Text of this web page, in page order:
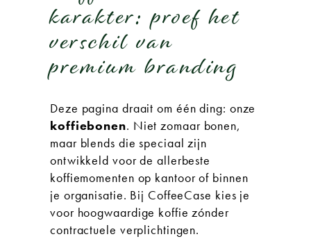
karakter: proef het
verschil van
premium branding
Deze pagina draait om één ding: onze
koffiebonen. Niet zomaar bonen,
maar blends die speciaal zijn
ontwikkeld voor de allerbeste
koffiemomenten op kantoor of binnen
je organisatie. Bij CoffeeCase kies je
voor hoogwaardige koffie zónder
contractuele verplichtingen.